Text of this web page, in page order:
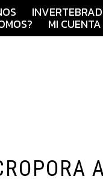
MI CUENTA